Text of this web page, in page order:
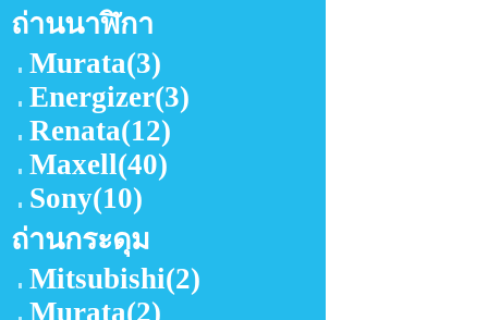
ถ่านนาฬิกา
Murata(3)
Energizer(3)
Renata(12)
Maxell(40)
Sony(10)
ถ่านกระดุม
Mitsubishi(2)
Murata(2)